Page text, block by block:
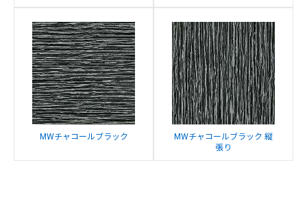
MWチャコールブラック
MWチャコールブラック 縦
張り